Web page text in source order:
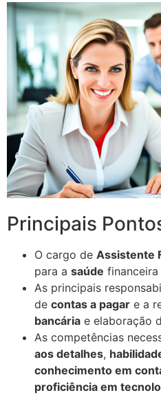
Principais
O cargo de Assistente
para a saúde
As principais
de contas a pagar e a
bancária e elaboração
As competências
aos detalhes,
conhecimento em
proficiência em